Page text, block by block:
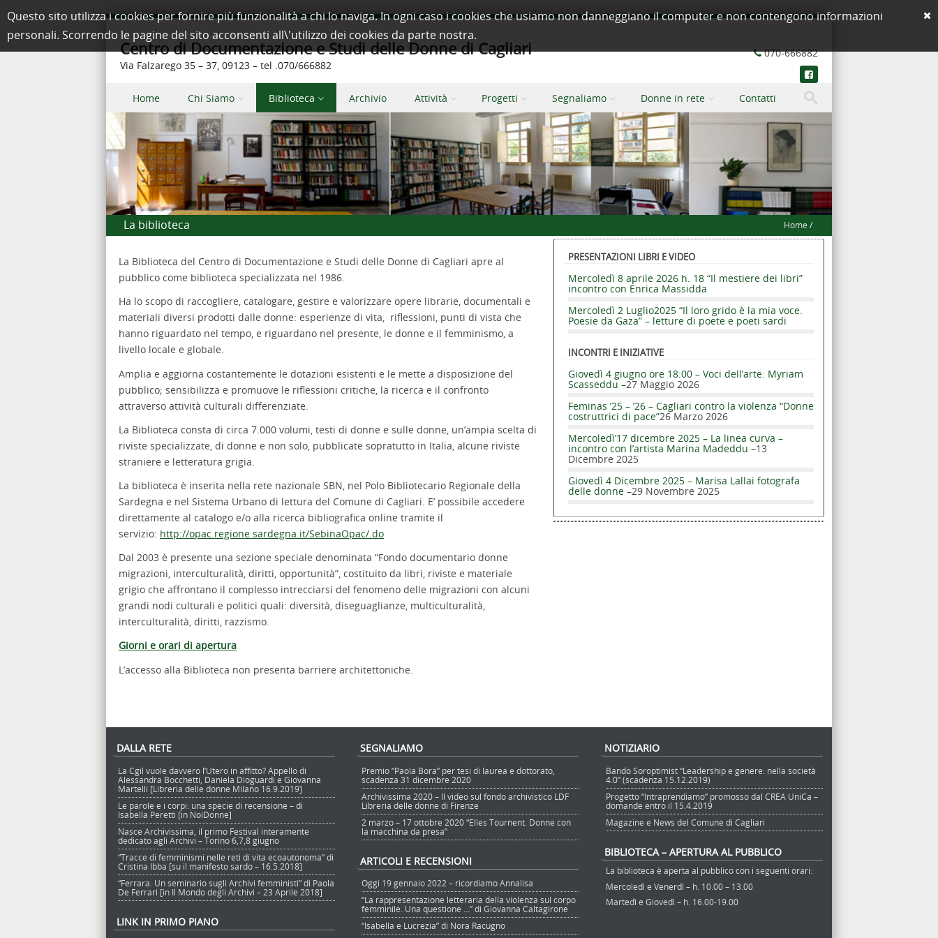
070-666882
Centro di Documentazione e Studi delle Donne di Cagliari
Via Falzarego 35 – 37, 09123 – tel .070/666882
Menu
Home Chi Siamo Biblioteca Archivio Attività Progetti Segnaliamo Donne in rete Contatti
La biblioteca Home /
La Biblioteca del Centro di Documentazione e Studi delle Donne di Cagliari apre al
pubblico come biblioteca specializzata nel 1986.
Ha lo scopo di raccogliere, catalogare, gestire e valorizzare opere librarie, documentali e
materiali diversi prodotti dalle donne: esperienze di vita, riflessioni, punti di vista che
hanno riguardato nel tempo, e riguardano nel presente, le donne e il femminismo, a
livello locale e globale.
Amplia e aggiorna costantemente le dotazioni esistenti e le mette a disposizione del
pubblico; sensibilizza e promuove le riflessioni critiche, la ricerca e il confronto
attraverso attività culturali differenziate.
La Biblioteca consta di circa 7.000 volumi, testi di donne e sulle donne, un’ampia scelta di
riviste specializzate, di donne e non solo, pubblicate sopratutto in Italia, alcune riviste
straniere e letteratura grigia.
La biblioteca è inserita nella rete nazionale SBN, nel Polo Bibliotecario Regionale della
Sardegna e nel Sistema Urbano di lettura del Comune di Cagliari. E’ possibile accedere
direttamente al catalogo e/o alla ricerca bibliografica online tramite il
servizio: http://opac.regione.sardegna.it/SebinaOpac/.do
Dal 2003 è presente una sezione speciale denominata “Fondo documentario donne
migrazioni, interculturalità, diritti, opportunità”, costituito da libri, riviste e materiale
grigio che affrontano il complesso intrecciarsi del fenomeno delle migrazioni con alcuni
grandi nodi culturali e politici quali: diversità, diseguaglianze, multiculturalità,
interculturalità, diritti, razzismo.
Giorni e orari di apertura
L’accesso alla Biblioteca non presenta barriere architettoniche.
PRESENTAZIONI LIBRI E VIDEO
Mercoledì 8 aprile 2026 h. 18 “Il mestiere dei libri”
incontro con Enrica Massidda
Mercoledì 2 Luglio2025 “Il loro grido è la mia voce.
Poesie da Gaza” – letture di poete e poeti sardi
INCONTRI E INIZIATIVE
Giovedì 4 giugno ore 18:00 – Voci dell’arte: Myriam
Scasseddu –27 Maggio 2026
Feminas ’25 – ’26 – Cagliari contro la violenza “Donne
costruttrici di pace”26 Marzo 2026
Mercoledì’17 dicembre 2025 – La linea curva –
incontro con l’artista Marina Madeddu –13
Dicembre 2025
Giovedì 4 Dicembre 2025 – Marisa Lallai fotografa
delle donne –29 Novembre 2025
DALLA RETE
La Cgil vuole davvero l’Utero in affitto? Appello di
Alessandra Bocchetti, Daniela Dioguardi e Giovanna
Martelli [Libreria delle donne Milano 16.9.2019]
Le parole e i corpi: una specie di recensione – di
Isabella Peretti [in NoiDonne]
Nasce Archivissima, il primo Festival interamente
dedicato agli Archivi – Torino 6,7,8 giugno
“Tracce di femminismi nelle reti di vita ecoautonoma” di
Cristina Ibba [su il manifesto sardo – 16.5.2018]
“Ferrara. Un seminario sugli Archivi femministi” di Paola
De Ferrari [in Il Mondo degli Archivi – 23 Aprile 2018]
LINK IN PRIMO PIANO
SEGNALIAMO
Premio “Paola Bora” per tesi di laurea e dottorato,
scadenza 31 dicembre 2020
Archivissima 2020 – Il video sul fondo archivistico LDF
Libreria delle donne di Firenze
2 marzo – 17 ottobre 2020 “Elles Tournent. Donne con
la macchina da presa”
ARTICOLI E RECENSIONI
Oggi 19 gennaio 2022 – ricordiamo Annalisa
“La rappresentazione letteraria della violenza sul corpo
femminile. Una questione …” di Giovanna Caltagirone
“Isabella e Lucrezia” di Nora Racugno
NOTIZIARIO
Bando Soroptimist “Leadership e genere: nella società
4.0” (scadenza 15.12.2019)
Progetto “Intraprendiamo” promosso dal CREA UniCa –
domande entro il 15.4.2019
Magazine e News del Comune di Cagliari
BIBLIOTECA – APERTURA AL PUBBLICO
La biblioteca è aperta al pubblico con i seguenti orari:
Mercoledì e Venerdì – h. 10.00 – 13.00
Martedì e Giovedì – h. 16.00-19.00
Questo sito utilizza i cookies per fornire più funzionalità a chi lo naviga. In ogni caso i cookies che usiamo non danneggiano il computer e non contengono informazioni
personali. Scorrendo le pagine del sito acconsenti all\'utilizzo dei cookies da parte nostra.